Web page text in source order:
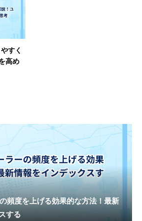
すく
高め
頻度を上げる効果的な方法！最新
する